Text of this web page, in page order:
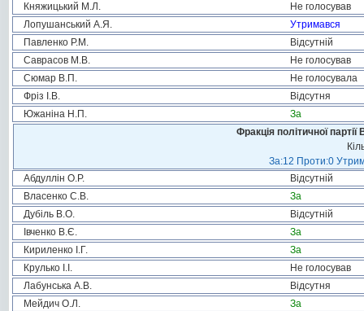
Княжицький М.Л.
Не голосував
Лопушанський А.Я.
Утримався
Павленко Р.М.
Відсутній
Саврасов М.В.
Не голосував
Сюмар В.П.
Не голосувала
Фріз І.В.
Відсутня
Южаніна Н.П.
За
Фракція політичної
За:12 Проти:0
Абдуллін О.Р.
Відсутній
Власенко С.В.
За
Дубіль В.О.
Відсутній
Івченко В.Є.
За
Кириленко І.Г.
За
Крулько І.І.
Не голосував
Лабунська А.В.
Відсутня
Мейдич О.Л.
За